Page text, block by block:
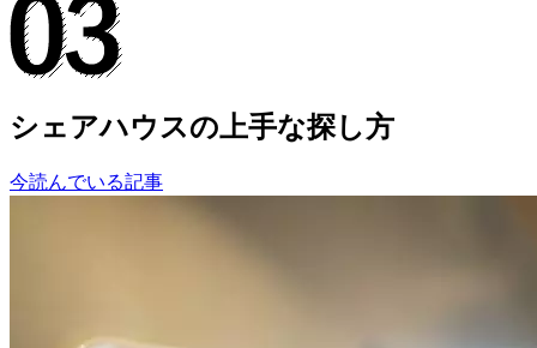
シェアハウスの上手な探し方
今読んでいる記事